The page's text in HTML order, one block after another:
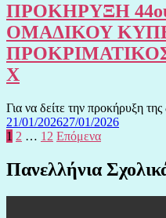
ΠΡΟΚΗΡΥΞΗ
ΟΜΑΔΙΚΟΥ
Χ
Για να δείτε την προκήρυξη
21/01/202627/01/2026
Σελιδοποίηση
άρθρων
1 2 … 12 Επόμενα
Πανελλήνια